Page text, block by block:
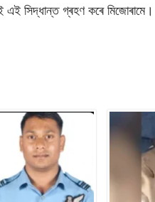
এই সিদ্ধান্ত গ্ৰহণ কৰে মিজোৰামে।